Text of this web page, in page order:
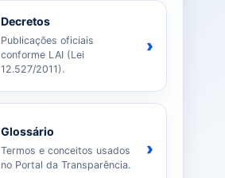
Decretos
Publicações oficiais
conforme LAI (Lei
12.527/2011).
›
Glossário
Termos e conceitos usados
no Portal da Transparência.
›